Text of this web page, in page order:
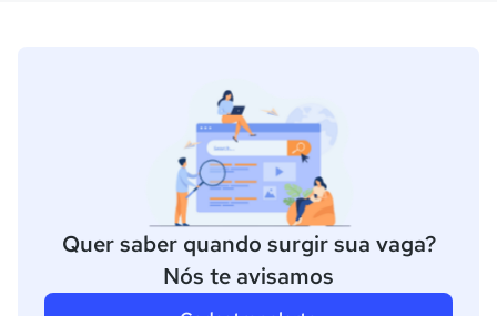
Quer saber quando surgir sua vaga?
Nós te avisamos